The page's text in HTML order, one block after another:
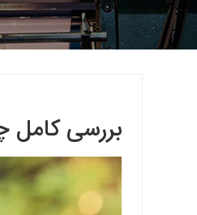
بررسی کامل